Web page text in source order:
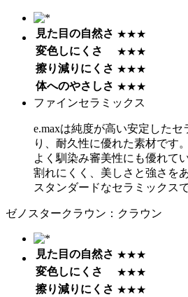
見た目の自然さ ★★★
変色しにくさ
★★★
擦り減りにくさ ★★★
体へのやさしさ ★★★
ファインセラミックス
e.maxは純度が高い安定した
り、耐久性に優れた素材です
よく馴染み審美性にも優れて
割れにくく、美しさと強さを
スタンダードなセラミックスで
ゼノスタークラウン：クラウン
見た目の自然さ ★★★
変色しにくさ
★★★
擦り減りにくさ ★★★